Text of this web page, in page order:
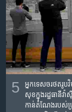
5
អ្នកទេសចរថតរូប
សុខក្នុងរដ្ឋធានី
កាន់តំណែងរបស់ប្